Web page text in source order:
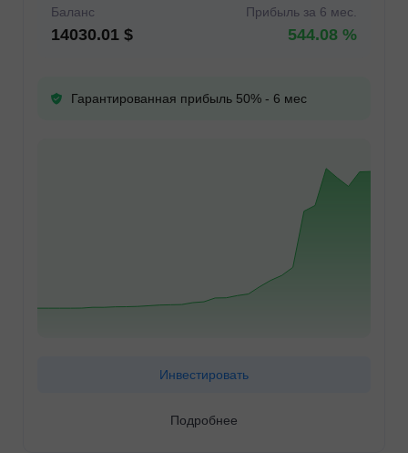
Баланс
14030.01 $
Прибыль за 6 мес.
544.08 %
Гарантированная прибыль 50% - 6 мес
Инвестировать
Подробнее